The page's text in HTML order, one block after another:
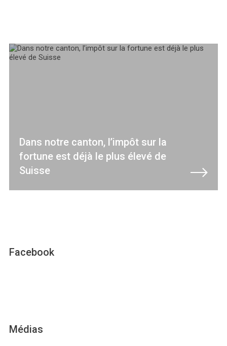
Dans notre canton, l’impôt sur la
fortune est déjà le plus élevé de
Suisse
Facebook
Médias